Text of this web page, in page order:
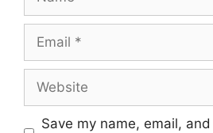
Save my name, email,